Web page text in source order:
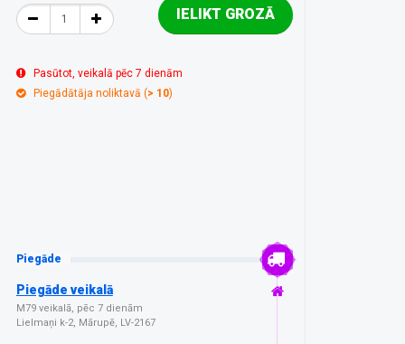
IELIKT GROZĀ
Pasūtot, veikalā pēc 7 dienām
Piegādātāja noliktavā (> 10)
Piegāde
Piegāde veikalā
M79 veikalā, pēc 7 dienām
Lielmaņi k-2, Mārupē, LV-2167